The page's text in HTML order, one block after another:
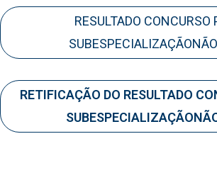
RESULTADO CONCURSO
RETIFICAÇÃO DO RESULTADO